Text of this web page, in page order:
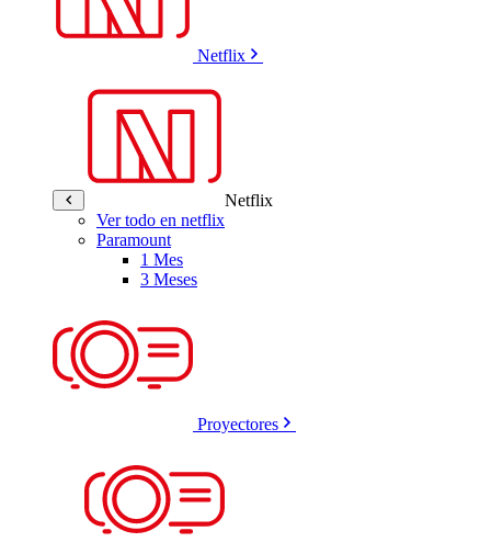
Netflix
Netflix
Ver todo en netflix
Paramount
1 Mes
3 Meses
Proyectores